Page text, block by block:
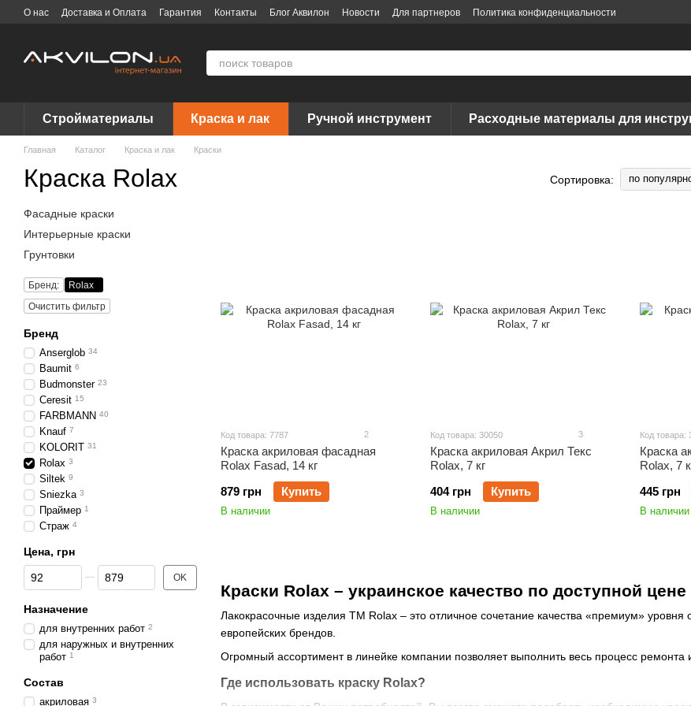
Перейти к основному контенту
О нас Доставка и Оплата Гарантия Контакты Блог Аквилон Новости Для партнеров
Политика конфиденциальности
Стройматериалы Краска и лак Ручной инструмент Расходные материалы для
Главная Каталог Краска и лак Краски
Краска Rolax Сортировка: по
Краски Rolax – украинское качество по доступной цене
Лакокрасочные изделия ТМ Rolax – это отличное сочетание качества «премиум» уровня
европейских брендов.
Огромный ассортимент в линейке компании позволяет выполнить весь процесс
Где использовать краску Rolax?
Код товара: 7787 2
Краска акриловая фасадная
Rolax Fasad, 14 кг
879 грн
Купить
В наличии
Код товара: 30050 3
Краска акриловая Акрил Текс
Rolax, 7 кг
404 грн
Купить
В наличии
Код товара:
Краска
Rolax, 7
445 грн
В наличии
Фасадные краски
Интерьерные краски
Грунтовки
Бренд:
Rolax
Очистить фильтр
Бренд
Anserglob 34
Baumit 6
Budmonster 23
Ceresit 15
FARBMANN 40
Knauf 7
KOLORIT 31
Rolax 3
Siltek 9
Sniezka 3
Праймер 1
Страж 4
Цена, грн
От Цена, грн
До Цена, грн OK
Назначение
для внутренних работ 2
для наружных и внутренних
работ 1
Состав
акриловая 3